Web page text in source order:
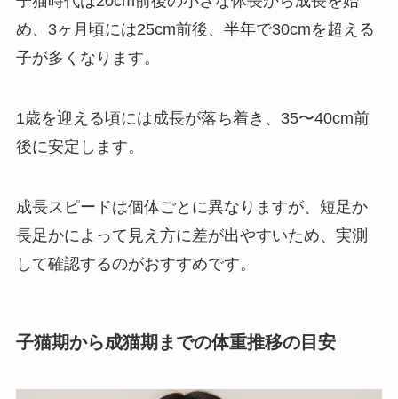
め、3ヶ月頃には25cm前後、半年で30cmを超える
子が多くなります。
1歳を迎える頃には成長が落ち着き、35〜40cm前
後に安定します。
成長スピードは個体ごとに異なりますが、短足か
長足かによって見え方に差が出やすいため、実測
して確認するのがおすすめです。
子猫期から成猫期までの体重推移の目安